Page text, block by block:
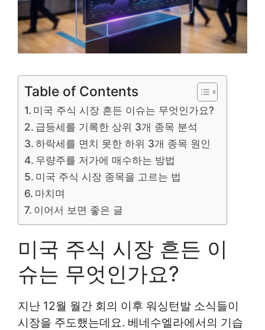
Table of Contents
미국 주식 시장 흔든 이슈는 무엇인가요?
급등세를 기록한 상위 3개 종목 분석
하락세를 면치 못한 하위 3개 종목 원인
우량주를 저가에 매수하는 방법
미국 주식 시장 종목을 고르는 법
마치며
이어서 보면 좋은 글
미국 주식 시장 흔든 이
슈는 무엇인가요?
지난 12월 월간 회의 이후 워싱턴발 소식들이
시장을 주도했는데요. 베네수엘라에서의 기습